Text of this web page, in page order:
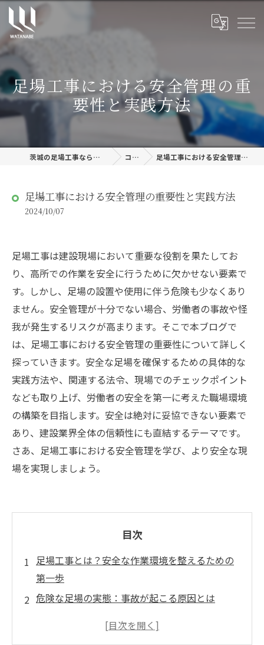
足場工事における安全管理の重
要性と実践方法
茨城の足場工事なら株式会社渡邊建設 コラム 足場工事における安全管理の重要性と実践方法
足場工事における安全管理の重要性と実践方法
2024/10/07
足場工事は建設現場において重要な役割を果たしてお
り、高所での作業を安全に行うために欠かせない要素で
す。しかし、足場の設置や使用に伴う危険も少なくあり
ません。安全管理が十分でない場合、労働者の事故や怪
我が発生するリスクが高まります。そこで本ブログで
は、足場工事における安全管理の重要性について詳しく
探っていきます。安全な足場を確保するための具体的な
実践方法や、関連する法令、現場でのチェックポイント
なども取り上げ、労働者の安全を第一に考えた職場環境
の構築を目指します。安全は絶対に妥協できない要素で
あり、建設業界全体の信頼性にも直結するテーマです。
さあ、足場工事における安全管理を学び、より安全な現
場を実現しましょう。
目次
足場工事とは？安全な作業環境を整えるための
第一歩
危険な足場の実態：事故が起こる原因とは
労働者の安全を守るための安全管理の重要性